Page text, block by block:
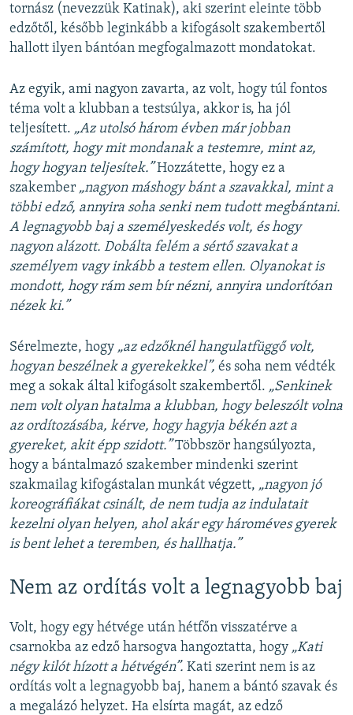
tornász (nevezzük Katinak), aki szerint eleinte több
edzőtől, később leginkább a kifogásolt szakembertől
hallott ilyen bántóan megfogalmazott mondatokat.
Az egyik, ami nagyon zavarta, az volt, hogy túl fontos
téma volt a klubban a testsúlya, akkor is, ha jól
teljesített. „Az utolsó három évben már jobban
számított, hogy mit mondanak a testemre, mint az,
hogy hogyan teljesítek.”Hozzátette, hogy ez a
szakember „nagyon máshogy bánt a szavakkal, mint a
többi edző, annyira soha senki nem tudott megbántani.
A legnagyobb baj a személyeskedés volt, és hogy
nagyon alázott. Dobálta felém a sértő szavakat a
személyem vagy inkább a testem ellen. Olyanokat is
mondott, hogy rám sem bír nézni, annyira undorítóan
nézek ki.”
Sérelmezte, hogy „az edzőknél hangulatfüggő volt,
hogyan beszélnek a gyerekekkel”, és soha nem védték
meg a sokak által kifogásolt szakembertől. „Senkinek
nem volt olyan hatalma a klubban, hogy beleszólt volna
az ordítozásába, kérve, hogy hagyja békén azt a
gyereket, akit épp szidott.”Többször hangsúlyozta,
hogy a bántalmazó szakember mindenki szerint
szakmailag kifogástalan munkát végzett, „nagyon jó
koreográfiákat csinált, de nem tudja az indulatait
kezelni olyan helyen, ahol akár egy hároméves gyerek
is bent lehet a teremben, és hallhatja.”
Nem az ordítás volt a legnagyobb baj
Volt, hogy egy hétvége után hétfőn visszatérve a
csarnokba az edző harsogva hangoztatta, hogy „Kati
négy kilót hízott a hétvégén”. Kati szerint nem is az
ordítás volt a legnagyobb baj, hanem a bántó szavak és
a megalázó helyzet. Ha elsírta magát, az edző